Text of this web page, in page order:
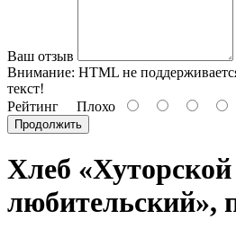
Ваш отзыв
Внимание: HTML не
текст!
Рейтинг Плохо
Продолжить
Хлеб «Хуторской
любительский»,